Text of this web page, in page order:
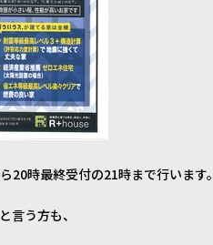
20時最終受付の21時まで行います
言う方も、